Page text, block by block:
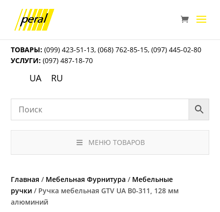
ТОВАРЫ: (099) 423-51-13,(068) 762-85-15,(097) 445-02-80
УСЛУГИ: (097) 487-18-70
UA RU
МЕНЮ ТОВАРОВ
Главная / Мебельная Фурнитура / Мебельные
ручки / Ручка мебельная GTV UA B0-311, 128 мм
алюминий